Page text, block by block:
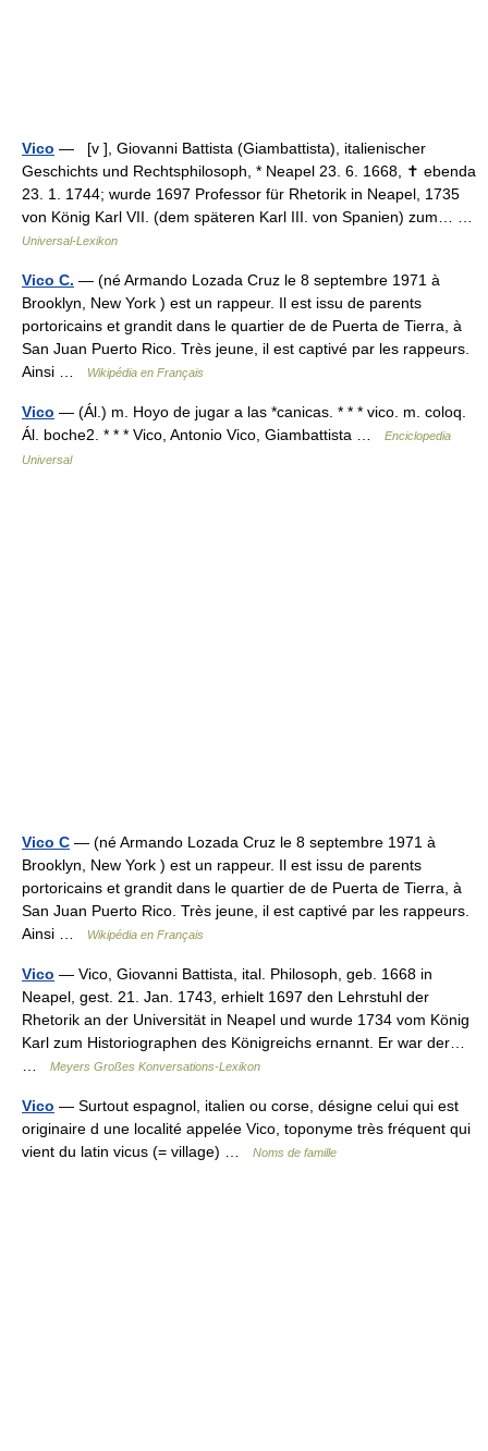
Vico — [v ], Giovanni Battista (Giambattista), italienischer
Geschichts und Rechtsphilosoph, * Neapel 23. 6. 1668, ✝ ebenda
23. 1. 1744; wurde 1697 Professor für Rhetorik in Neapel, 1735
von König Karl VII. (dem späteren Karl III. von Spanien) zum… …
Universal-Lexikon
Vico C. — (né Armando Lozada Cruz le 8 septembre 1971 à
Brooklyn, New York ) est un rappeur. Il est issu de parents
portoricains et grandit dans le quartier de de Puerta de Tierra, à
San Juan Puerto Rico. Très jeune, il est captivé par les rappeurs.
Ainsi …
Wikipédia en Français
Vico — (Ál.) m. Hoyo de jugar a las *canicas. * * * vico. m. coloq.
Ál. boche2. * * * Vico, Antonio Vico, Giambattista …
Enciclopedia
Universal
Vico C — (né Armando Lozada Cruz le 8 septembre 1971 à
Brooklyn, New York ) est un rappeur. Il est issu de parents
portoricains et grandit dans le quartier de de Puerta de Tierra, à
San Juan Puerto Rico. Très jeune, il est captivé par les rappeurs.
Ainsi …
Wikipédia en Français
Vico — Vico, Giovanni Battista, ital. Philosoph, geb. 1668 in
Neapel, gest. 21. Jan. 1743, erhielt 1697 den Lehrstuhl der
Rhetorik an der Universität in Neapel und wurde 1734 vom König
Karl zum Historiographen des Königreichs ernannt. Er war der…
Meyers Großes Konversations-Lexikon
Vico — Surtout espagnol, italien ou corse, désigne celui qui est
originaire d une localité appelée Vico, toponyme très fréquent qui
vient du latin vicus (= village) …
Noms de famille